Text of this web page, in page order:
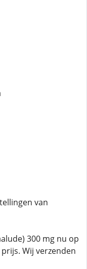
van
300 mg nu op
Wij verzenden